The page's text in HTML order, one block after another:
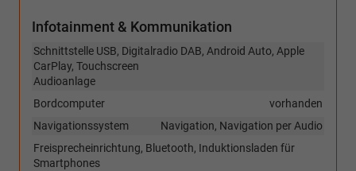
Infotainment & Kommunikation
Schnittstelle USB, Digitalradio DAB, Android Auto, Apple
CarPlay, Touchscreen
Audioanlage
vorhanden
Bordcomputer
Navigation, Navigation per Audio
Navigationssystem
Freisprecheinrichtung, Bluetooth, Induktionsladen für
Smartphones